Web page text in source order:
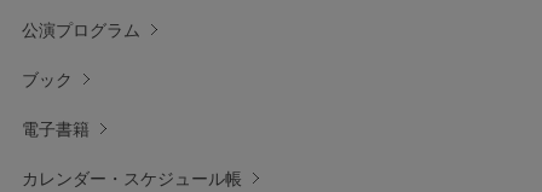
公演プログラム
ブック
電子書籍
カレンダー・スケジュール帳